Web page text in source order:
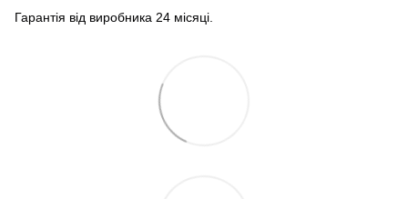
Гарантія від виробника 24 місяці.